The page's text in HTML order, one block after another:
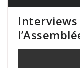
Interviews